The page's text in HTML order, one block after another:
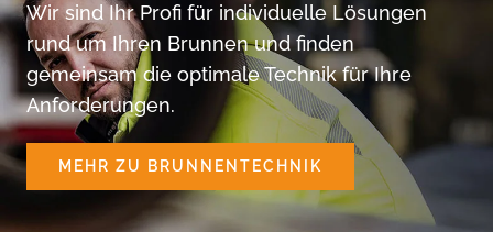
Wir sind Ihr Profi für individuelle Lösungen
rund um Ihren Brunnen und finden
gemeinsam die optimale Technik für Ihre
Anforderungen.
MEHR ZU BRUNNENTECHNIK